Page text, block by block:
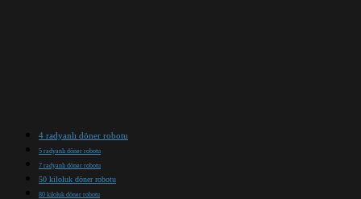
4 radyanlı döner robotu
5 radyanlı döner robotu
7 radyanlı döner robotu
50 kiloluk döner robotu
80 kiloluk döner robotu